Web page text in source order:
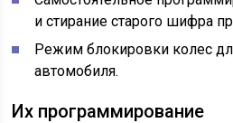
и стирание старого шифра
Режим блокировки колес
автомобиля.
Их программирование